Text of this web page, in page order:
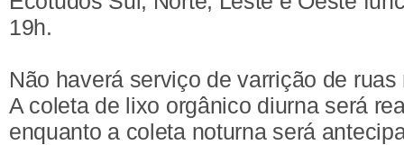
19h.
Não haverá serviço de varrição de
A coleta de lixo orgânico diurna será
enquanto a coleta noturna será